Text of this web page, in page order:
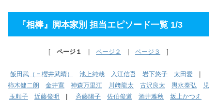
『相棒』脚本家別 担当エピソード一覧 1/3
[ ページ１ | ページ２ | ページ３ ]
飯田武（＝櫻井武晴） 池上純哉 入江信吾 岩下悠子 太田愛 |
柿木健二朗
金井寛 神森万里江 川﨑龍太 古沢良太 輿水泰弘
児
玉頼子
近藤俊明 | 斉藤陽子 佐伯俊道 酒井雅秋
坂上かつえ